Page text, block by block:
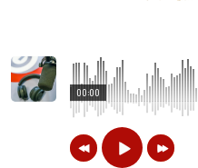
00:00